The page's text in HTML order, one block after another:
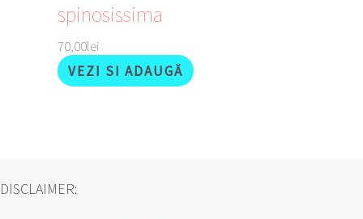
spinosissima
70,00lei
VEZI SI ADAUGĂ
DISCLAIMER: